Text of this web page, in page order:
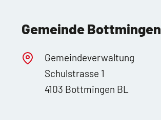
Gemeinde Bottmingen
Gemeindeverwaltung
Schulstrasse 1
4103 Bottmingen BL